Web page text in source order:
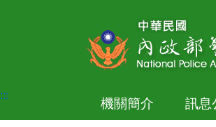
::: 機關簡介 訊息